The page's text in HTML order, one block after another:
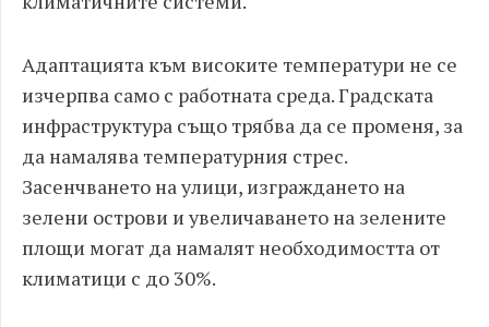
Адаптацията към високите температури не се
изчерпва само с работната среда. Градската
инфраструктура също трябва да се променя, за
да намалява температурния стрес.
Засенчването на улици, изграждането на
зелени острови и увеличаването на зелените
площи могат да намалят необходимостта от
климатици с до 30%.